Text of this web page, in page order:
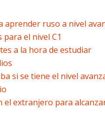
aprender ruso a nivel
para el nivel C1
a la hora de estudiar
si se tiene el nivel
el extranjero para